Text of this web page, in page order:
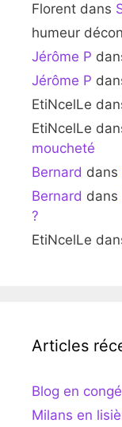
Florent dans
humeur
Jérôme P
Jérôme P
EtiNcelLe
EtiNcelLe
moucheté
Bernard dans
Bernard dans
?
EtiNcelLe
Articles
Blog en
Milans en